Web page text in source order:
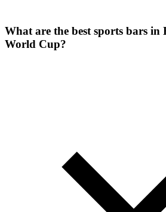
What are the best sports bars in
World Cup?